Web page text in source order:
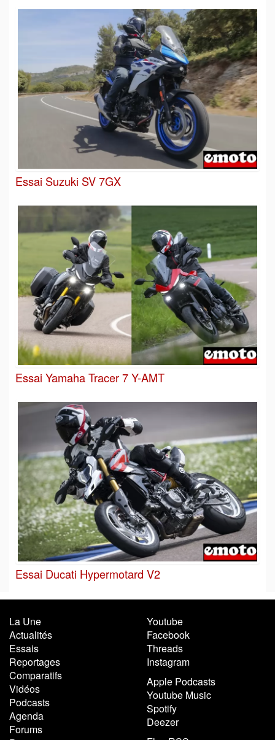
Essai Suzuki SV 7GX
Essai Yamaha Tracer 7 Y-AMT
Essai Ducati Hypermotard V2
La Une
Actualités
Essais
Reportages
Comparatifs
Vidéos
Podcasts
Agenda
Forums
Youtube
Facebook
Threads
Instagram
Apple Podcasts
Youtube Music
Spotify
Deezer